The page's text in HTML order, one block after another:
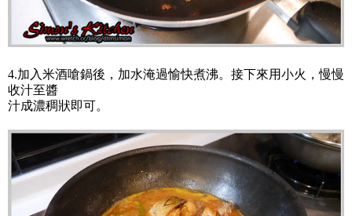
4.加入米酒嗆鍋後，加水淹過愉快煮沸。接下來用小火，慢慢
收汁至醬
汁成濃稠狀即可。